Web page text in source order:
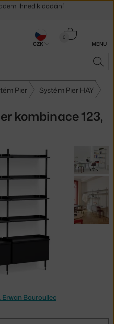
MENU
0
Košík
Pier Systém Pier HAY
kombinace 123,
Erwan Bouroullec
zboží
CZK